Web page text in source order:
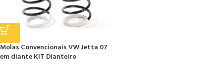
Molas Convencionais VW Jetta 07
em diante KIT Dianteiro